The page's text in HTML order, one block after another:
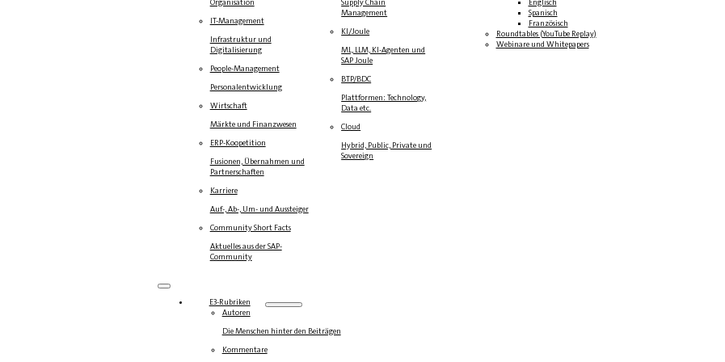
IT-Management
Infrastruktur und
Digitalisierung
People-Management
Personalentwicklung
Wirtschaft
Märkte und Finanzwesen
ERP-Koopetition
Fusionen, Übernahmen und
Partnerschaften
Karriere
Auf-, Ab-, Um- und Aussteiger
Community Short Facts
Aktuelles aus der SAP-
Community
Management
KI/Joule
ML, LLM, KI-Agenten und
SAP Joule
BTP/BDC
Plattformen: Technology,
Data etc.
Cloud
Hybrid, Public, Private und
Sovereign
Spanisch
Französisch
Roundtables (YouTube Replay)
Webinare und Whitepapers
E3-Rubriken
Autoren
Die Menschen hinter den Beiträgen
Kommentare